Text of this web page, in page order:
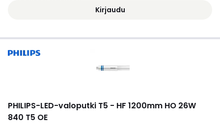
Kirjaudu
PHILIPS-LED-valoputki T5 - HF 1200mm HO 26W
840 T5 OE